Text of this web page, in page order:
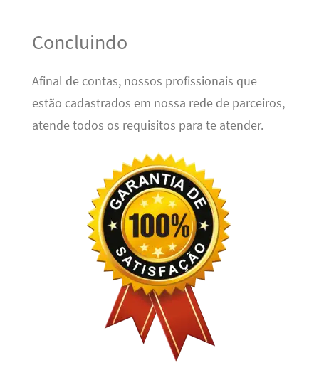
Concluindo
Afinal de contas, nossos profissionais que
estão cadastrados em nossa rede de parceiros,
atende todos os requisitos para te atender.